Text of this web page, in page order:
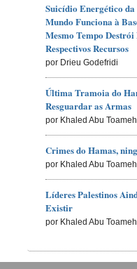
Suicídio Energético
Mundo Funciona à
Mesmo Tempo
Respectivos Recursos
por Drieu Godefridi
Última Tramoia do
Resguardar as Armas
por Khaled Abu Toameh
Crimes do Hamas,
por Khaled Abu Toameh
Líderes Palestinos
Existir
por Khaled Abu Toameh